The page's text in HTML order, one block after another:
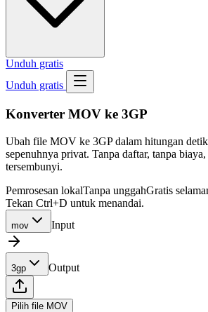
Unduh gratis
Unduh gratis
Konverter MOV ke 3GP
Ubah file MOV ke 3GP dalam hitungan
sepenuhnya privat. Tanpa daftar, tanpa biaya,
tersembunyi.
Pemrosesan lokalTanpa unggahGratis
Tekan Ctrl+D untuk menandai.
mov Input
3gp Output
Pilih file MOV